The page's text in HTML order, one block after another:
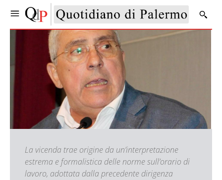
La vicenda trae origine da un’interpretazione
estrema e formalistica delle norme sull’orario di
lavoro, adottata dalla precedente dirigenza